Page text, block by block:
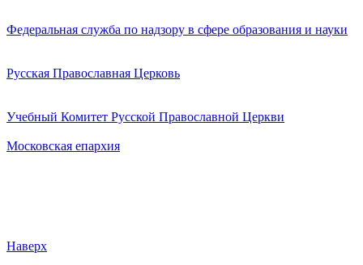
Федеральная служба по надзору в сфере образования и науки
Русская Православная Церковь
Учебный Комитет Русской Православной Церкви
Московская епархия
Наверх